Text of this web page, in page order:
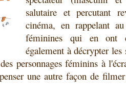
salutaire et percutant
cinéma, en rappelant
féminines qui en ont
également à décrypter les
personnages féminins à
une autre façon de